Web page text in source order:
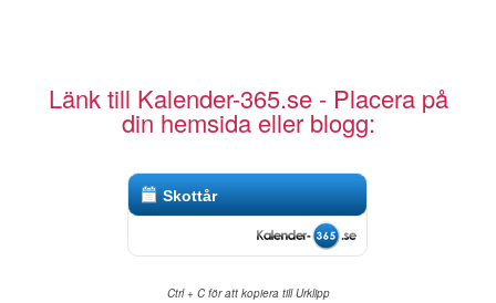
Länk till Kalender-365.se - Placera på
din hemsida eller blogg:
Skottår
Ctrl + C för att kopiera till Urklipp